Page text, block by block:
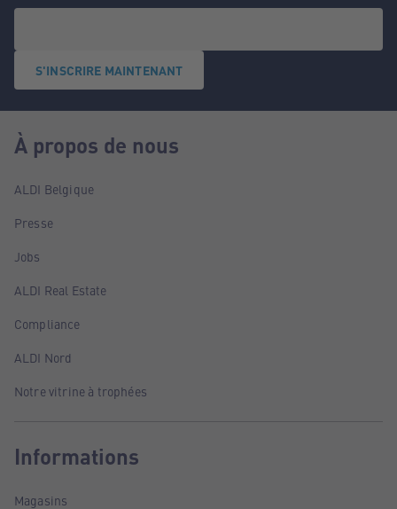
S'INSCRIRE MAINTENANT
À propos de nous
ALDI Belgique
Presse
Jobs
ALDI Real Estate
Compliance
ALDI Nord
Notre vitrine à trophées
Informations
Magasins